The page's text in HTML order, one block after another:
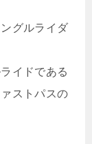
グルライダ
イドである
ストパスの